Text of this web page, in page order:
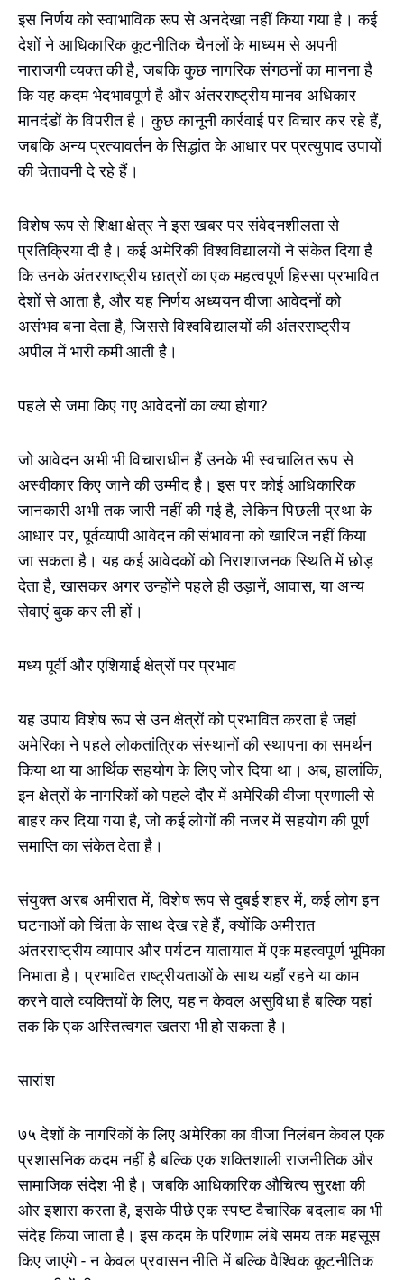
इस निर्णय को स्वाभाविक रूप से अनदेखा नहीं किया गया है। कई
देशों ने आधिकारिक कूटनीतिक चैनलों के माध्यम से अपनी
नाराजगी व्यक्त की है, जबकि कुछ नागरिक संगठनों का मानना है
कि यह कदम भेदभावपूर्ण है और अंतरराष्ट्रीय मानव अधिकार
मानदंडों के विपरीत है। कुछ कानूनी कार्रवाई पर विचार कर रहे हैं,
जबकि अन्य प्रत्यावर्तन के सिद्धांत के आधार पर प्रत्युपाद उपायों
की चेतावनी दे रहे हैं।
विशेष रूप से शिक्षा क्षेत्र ने इस खबर पर संवेदनशीलता से
प्रतिक्रिया दी है। कई अमेरिकी विश्वविद्यालयों ने संकेत दिया है
कि उनके अंतरराष्ट्रीय छात्रों का एक महत्वपूर्ण हिस्सा प्रभावित
देशों से आता है, और यह निर्णय अध्ययन वीजा आवेदनों को
असंभव बना देता है, जिससे विश्वविद्यालयों की अंतरराष्ट्रीय
अपील में भारी कमी आती है।
पहले से जमा किए गए आवेदनों का क्या होगा?
जो आवेदन अभी भी विचाराधीन हैं उनके भी स्वचालित रूप से
अस्वीकार किए जाने की उम्मीद है। इस पर कोई आधिकारिक
जानकारी अभी तक जारी नहीं की गई है, लेकिन पिछली प्रथा के
आधार पर, पूर्वव्यापी आवेदन की संभावना को खारिज नहीं किया
जा सकता है। यह कई आवेदकों को निराशाजनक स्थिति में छोड़
देता है, खासकर अगर उन्होंने पहले ही उड़ानें, आवास, या अन्य
सेवाएं बुक कर ली हों।
मध्य पूर्वी और एशियाई क्षेत्रों पर प्रभाव
यह उपाय विशेष रूप से उन क्षेत्रों को प्रभावित करता है जहां
अमेरिका ने पहले लोकतांत्रिक संस्थानों की स्थापना का समर्थन
किया था या आर्थिक सहयोग के लिए जोर दिया था। अब, हालांकि,
इन क्षेत्रों के नागरिकों को पहले दौर में अमेरिकी वीजा प्रणाली से
बाहर कर दिया गया है, जो कई लोगों की नजर में सहयोग की पूर्ण
समाप्ति का संकेत देता है।
संयुक्त अरब अमीरात में, विशेष रूप से दुबई शहर में, कई लोग इन
घटनाओं को चिंता के साथ देख रहे हैं, क्योंकि अमीरात
अंतरराष्ट्रीय व्यापार और पर्यटन यातायात में एक महत्वपूर्ण भूमिका
निभाता है। प्रभावित राष्ट्रीयताओं के साथ यहाँ रहने या काम
करने वाले व्यक्तियों के लिए, यह न केवल असुविधा है बल्कि यहां
तक कि एक अस्तित्वगत खतरा भी हो सकता है।
सारांश
७५ देशों के नागरिकों के लिए अमेरिका का वीजा निलंबन केवल एक
प्रशासनिक कदम नहीं है बल्कि एक शक्तिशाली राजनीतिक और
सामाजिक संदेश भी है। जबकि आधिकारिक औचित्य सुरक्षा की
ओर इशारा करता है, इसके पीछे एक स्पष्ट वैचारिक बदलाव का भी
संदेह किया जाता है। इस कदम के परिणाम लंबे समय तक महसूस
किए जाएंगे - न केवल प्रवासन नीति में बल्कि वैश्विक कूटनीतिक